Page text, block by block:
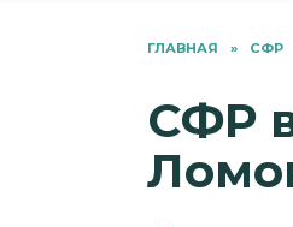
ГЛАВНАЯ » СФР
СФР